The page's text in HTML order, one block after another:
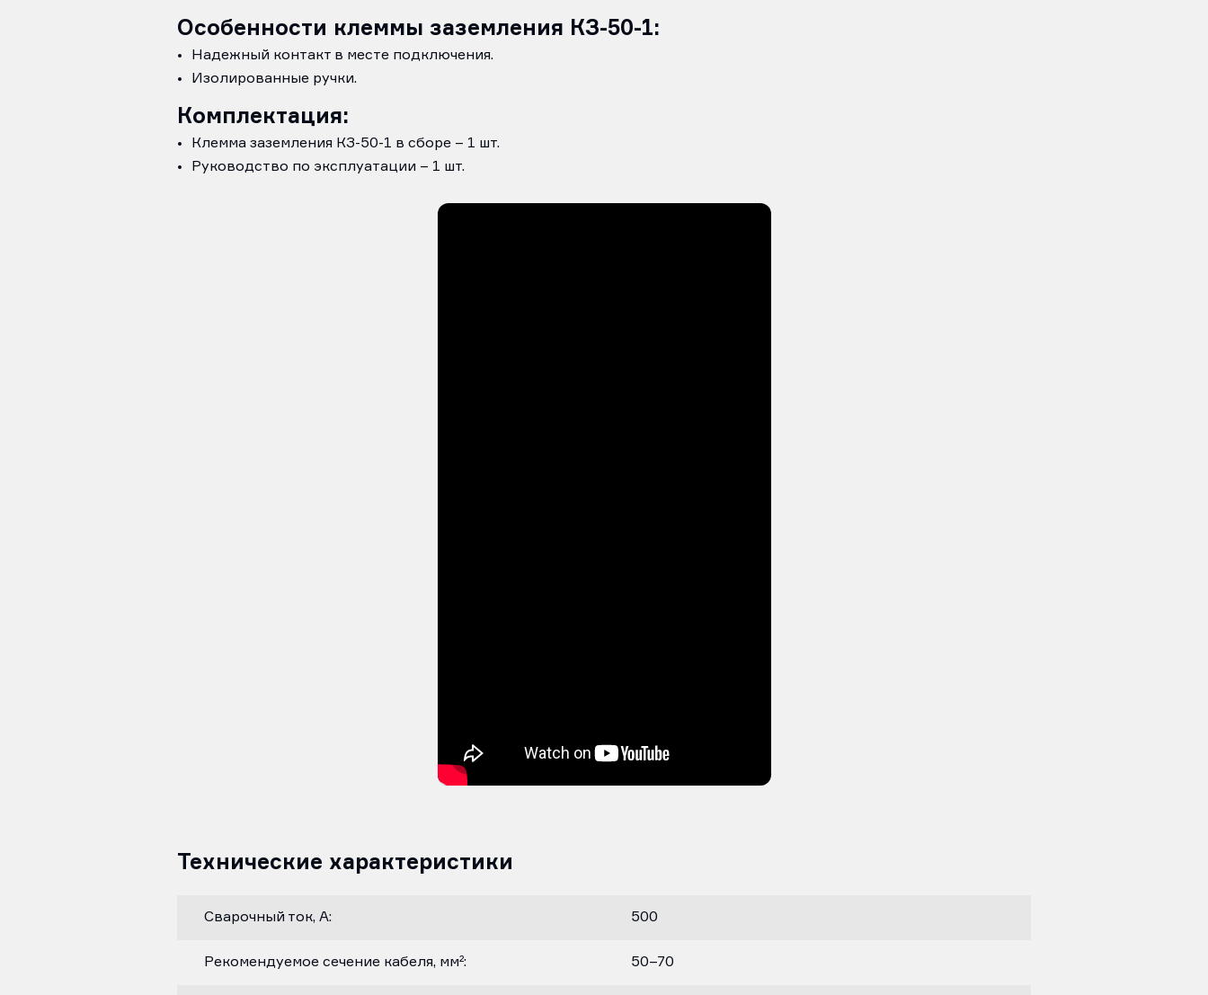
Особенности клеммы заземления КЗ-50-1:
Надежный контакт в месте подключения.
Изолированные ручки.
Комплектация:
Клемма заземления КЗ-50-1 в сборе – 1 шт.
Руководство по эксплуатации – 1 шт.
Технические характеристики
Сварочный ток, А: 500
Рекомендуемое сечение кабеля, мм²: 50–70